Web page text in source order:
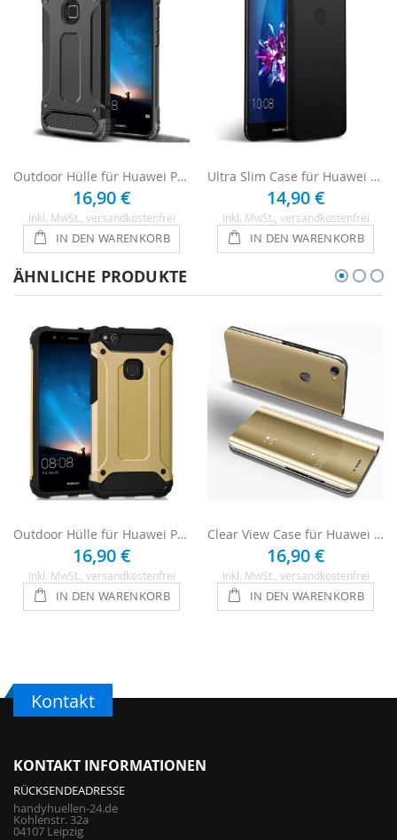
Outdoor Hülle für Huawei P8 Lite 2017 - Schwarz
16,90 €
Inkl. MwSt. , versandkostenfrei
IN DEN WARENKORB
Ultra Slim Case für Huawei P8 Lite 2017 - Schwarz
14,90 €
Inkl. MwSt. , versandkostenfrei
IN DEN WARENKORB
ÄHNLICHE PRODUKTE
Outdoor Hülle für Huawei P8 Lite 2017 - Gold
16,90 €
Inkl. MwSt. , versandkostenfrei
IN DEN WARENKORB
Clear View Case für Huawei P8 Lite 2017 - Gold
16,90 €
Inkl. MwSt. , versandkostenfrei
IN DEN WARENKORB
Kontakt
KONTAKT INFORMATIONEN
RÜCKSENDEADRESSE
handyhuellen-24.de
Kohlenstr. 32a
04107 Leipzig